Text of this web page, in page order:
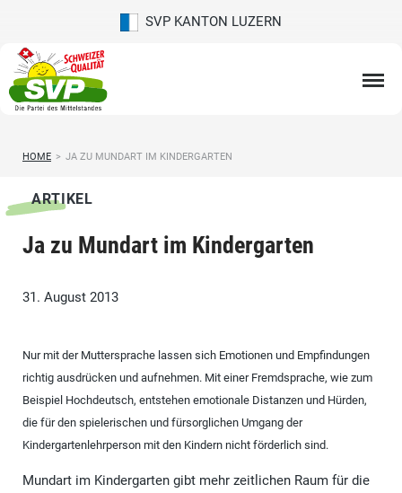
SVP KANTON LUZERN
HOME > JA ZU MUNDART IM KINDERGARTEN
ARTIKEL
Ja zu Mundart im Kindergarten
31. August 2013
Nur mit der Muttersprache lassen sich Emotionen und Empfindungen
richtig ausdrücken und aufnehmen. Mit einer Fremdsprache, wie zum
Beispiel Hochdeutsch, entstehen emotionale Distanzen und Hürden,
die für den spielerischen und fürsorglichen Umgang der
Kindergartenlehrperson mit den Kindern nicht förderlich sind.
Mundart im Kindergarten gibt mehr zeitlichen Raum für die